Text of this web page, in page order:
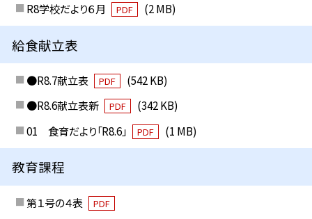
R8学校だより６月
PDF (2 MB)
給食献立表
●R8.7献立表 PDF
(542 KB)
●R8.6献立表新
PDF
(342 KB)
01 食育だより「R8.6」
PDF (1 MB)
教育課程
第１号の４表 PDF